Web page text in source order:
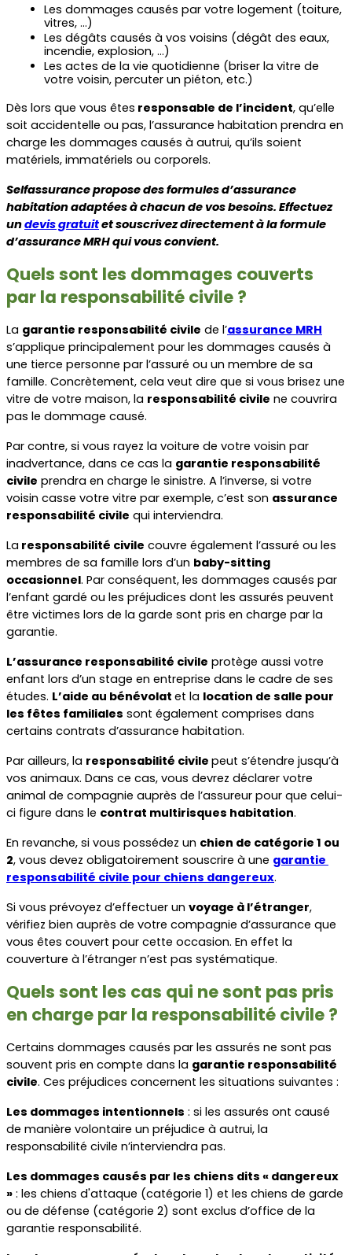
Les dommages causés par votre logement (toiture,
vitres, …)
Les dégâts causés à vos voisins (dégât des eaux,
incendie, explosion, …)
Les actes de la vie quotidienne (briser la vitre de
votre voisin, percuter un piéton, etc.)
Dès lors que vous êtes responsable de l’incident, qu’elle
soit accidentelle ou pas, l’assurance habitation prendra en
charge les dommages causés à autrui, qu’ils soient
matériels, immatériels ou corporels.
Selfassurance propose des formules d’assurance
habitation adaptées à chacun de vos besoins. Effectuez
un devis gratuit et souscrivez directement à la formule
d’assurance MRH qui vous convient.
Quels sont les dommages couverts
par la responsabilité civile ?
La garantie responsabilité civile de l’assurance MRH
s’applique principalement pour les dommages causés à
une tierce personne par l’assuré ou un membre de sa
famille. Concrètement, cela veut dire que si vous brisez une
vitre de votre maison, la responsabilité civile ne couvrira
pas le dommage causé.
Par contre, si vous rayez la voiture de votre voisin par
inadvertance, dans ce cas la garantie responsabilité
civile prendra en charge le sinistre. A l’inverse, si votre
voisin casse votre vitre par exemple, c’est son assurance
responsabilité civile qui interviendra.
La responsabilité civile couvre également l’assuré ou les
membres de sa famille lors d’un baby-sitting
occasionnel. Par conséquent, les dommages causés par
l’enfant gardé ou les préjudices dont les assurés peuvent
être victimes lors de la garde sont pris en charge par la
garantie.
L’assurance responsabilité civile protège aussi votre
enfant lors d’un stage en entreprise dans le cadre de ses
études. L’aide au bénévolat et la location de salle pour
les fêtes familiales sont également comprises dans
certains contrats d’assurance habitation.
Par ailleurs, la responsabilité civile peut s’étendre jusqu’à
vos animaux. Dans ce cas, vous devrez déclarer votre
animal de compagnie auprès de l’assureur pour que celui-
ci figure dans le contrat multirisques habitation.
En revanche, si vous possédez un chien de catégorie 1 ou
2, vous devez obligatoirement souscrire à une garantie
responsabilité civile pour chiens dangereux.
Si vous prévoyez d’effectuer un voyage à l’étranger,
vérifiez bien auprès de votre compagnie d’assurance que
vous êtes couvert pour cette occasion. En effet la
couverture à l’étranger n’est pas systématique.
Quels sont les cas qui ne sont pas pris
en charge par la responsabilité civile ?
Certains dommages causés par les assurés ne sont pas
souvent pris en compte dans la garantie responsabilité
civile. Ces préjudices concernent les situations suivantes :
Les dommages intentionnels : si les assurés ont causé
de manière volontaire un préjudice à autrui, la
responsabilité civile n’interviendra pas.
Les dommages causés par les chiens dits « dangereux
» : les chiens d'attaque (catégorie 1) et les chiens de garde
ou de défense (catégorie 2) sont exclus d’office de la
garantie responsabilité.